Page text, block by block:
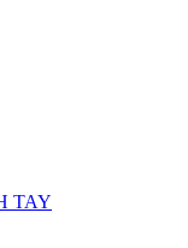
TAY